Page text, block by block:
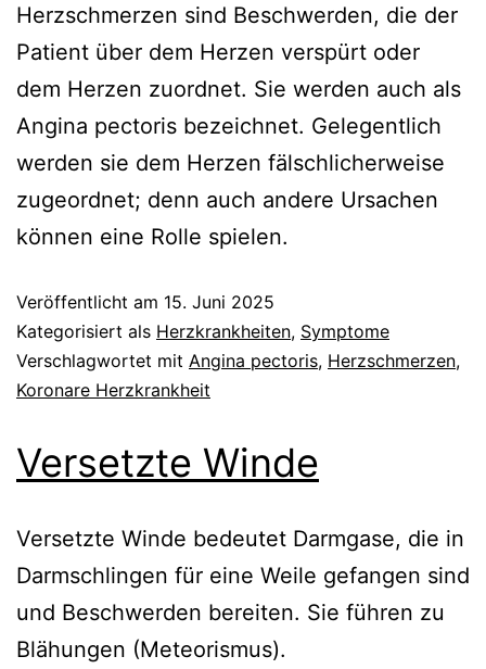
Herzschmerzen sind Beschwerden, die der
Patient über dem Herzen verspürt oder
dem Herzen zuordnet. Sie werden auch als
Angina pectoris bezeichnet. Gelegentlich
werden sie dem Herzen fälschlicherweise
zugeordnet; denn auch andere Ursachen
können eine Rolle spielen.
Veröffentlicht am 15. Juni 2025
Kategorisiert als Herzkrankheiten, Symptome
Verschlagwortet mit Angina pectoris, Herzschmerzen,
Koronare Herzkrankheit
Versetzte Winde
Versetzte Winde bedeutet Darmgase, die in
Darmschlingen für eine Weile gefangen sind
und Beschwerden bereiten. Sie führen zu
Blähungen (Meteorismus).